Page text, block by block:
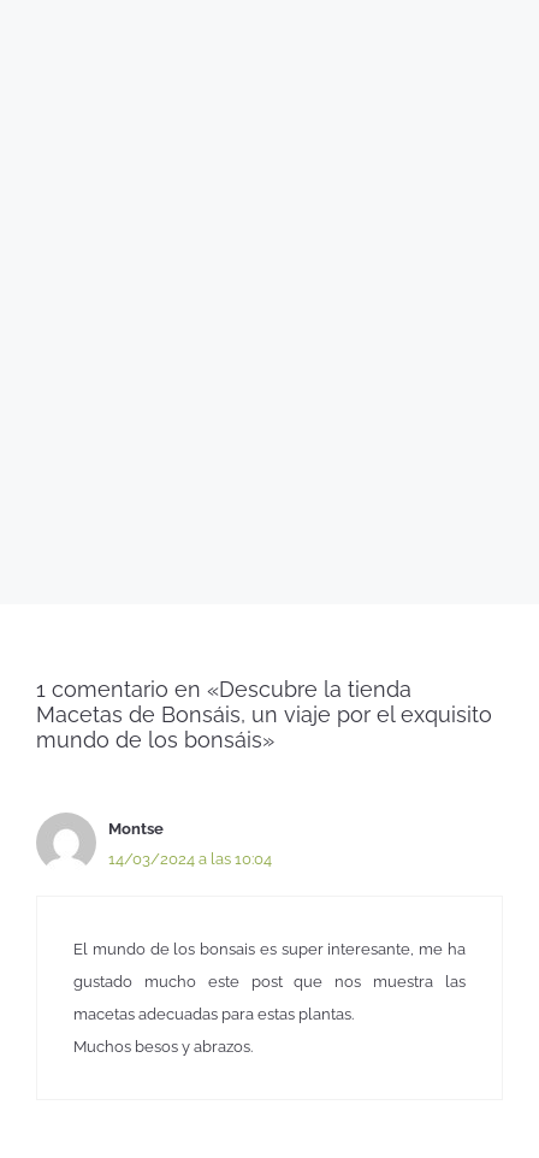
1 comentario en «Descubre la tienda
Macetas de Bonsáis, un viaje por el exquisito
mundo de los bonsáis»
Montse
14/03/2024 a las 10:04
El mundo de los bonsais es super interesante, me ha
gustado mucho este post que nos muestra las
macetas adecuadas para estas plantas.
Muchos besos y abrazos.